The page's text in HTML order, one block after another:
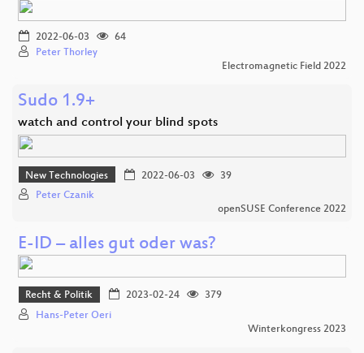
2022-06-03
64
Peter Thorley
Electromagnetic Field 2022
Sudo 1.9+
watch and control your blind spots
New Technologies 2022-06-03
39
Peter Czanik
openSUSE Conference 2022
E-ID – alles gut oder was?
Recht & Politik 2023-02-24
379
Hans-Peter Oeri
Winterkongress 2023